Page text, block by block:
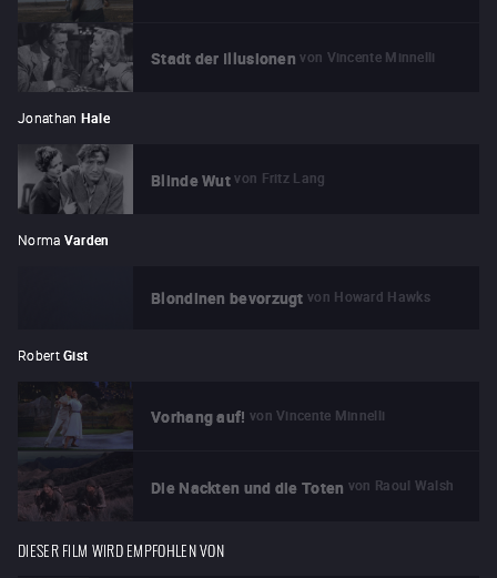
Stadt der Illusionen von Vincente Minnelli
Jonathan Hale
Blinde Wut von Fritz Lang
Norma Varden
Blondinen bevorzugt von Howard Hawks
Robert Gist
Vorhang auf! von Vincente Minnelli
Die Nackten und die Toten von Raoul Walsh
DIESER FILM WIRD EMPFOHLEN VON